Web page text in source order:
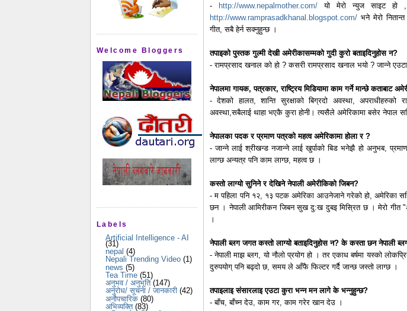
Welcome Bloggers
Labels
Artificial Intelligence - AI
(31)
nepal (4)
Nepali Trending Video (1)
news (5)
Tea Time (51)
अनुभव / अनुभूति (147)
अनुरोध/ सूचना / जानकारी (42)
अनौपचारिक (80)
अभिव्यक्ति (83)
- http://www.nepalmother.com/यो मेरो न्युज साइट हो ,
http://www.ramprasadkhanal.blogspot.com/ भने मेरो
गीत, सबै हेर्न सक्नुहुन्छ ।
तपाइको पुस्तक गुल्मी देखी अमेरीकासम्मको गुदी कुरो बताइदिनुहोस न?
- रामप्रसाद खनाल को हो ? कसरी रामप्रसाद खनाल भयो ? जान्ने
नेपालमा गायक, पत्रकार, राष्ट्रिय मिडियामा काम गर्ने मान्छे कताबाट
- देशको हालत, शान्ति सुरक्षाको बिग्रदो अवस्था,
अवस्था,सबैलाई थाहा भएकै कुरा होनी। त्यसैले अमेरिकामा बसेर नेपाल
नेपालका पदक र प्रमाण पत्रको महत्व अमेरिकामा होला र ?
- जान्ने लाई श्रीखन्ड नजान्ने लाई खुर्पाको बिड भनेझै हो अनुभब,
लाग्छ अन्यत्र पनि काम लाग्छ, महत्व छ ।
कस्तो लाग्यो सुनिने र देखिने नेपाली अमेरीकिको जिबन?
- म पहिला पनि १२, १३ पटक अमेरिका आउनेजाने गरेको हो, अमेरिका
छन । नेपाली आमिरीकन जिबन सुख दु:ख दुबइ मिस्रित छ । मेरो गीत
।
नेपाली ब्लग जगत कस्तो लाग्यो बताइदिनुहोस न? के कस्ता छन नेपाली ब्लग
- नेपाली माझ ब्लग, यो नौलो प्रयोग हो । तर एकाध बर्षमा यस्को
दुरुपयोग् पनि बढ्दो छ, समय ले आँफै फिल्टर गर्दै जान्छ जस्तो लाग्छ ।
तपाइलाइ संसारलाइ एउटा कुरा भन्न मन लागे के भन्नुहुन्छ?
- बाँच, बाँच्न देउ, काम गर, काम गरेर खान देउ ।